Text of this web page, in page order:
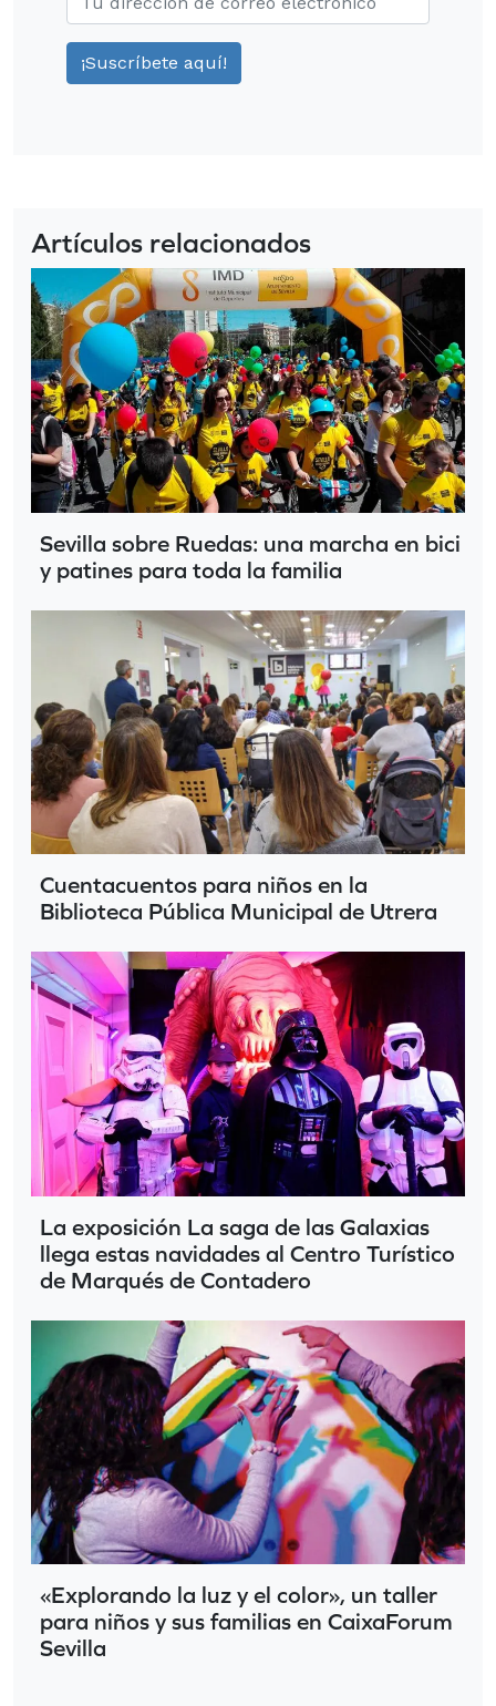
Artículos relacionados
Sevilla sobre Ruedas: una marcha en bici
y patines para toda la familia
Cuentacuentos para niños en la
Biblioteca Pública Municipal de Utrera
La exposición La saga de las Galaxias
llega estas navidades al Centro Turístico
de Marqués de Contadero
«Explorando la luz y el color», un taller
para niños y sus familias en CaixaForum
Sevilla